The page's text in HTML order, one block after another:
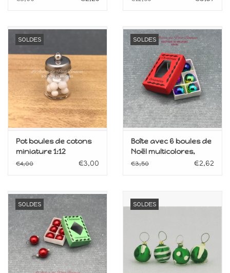
SOLDES
Pot boules de cotons
miniature 1:12
€4,00 €3,00
SOLDES
Boîte avec 6 boules de
Noël multicolores,
miniature 1:12
€3,50 €2,62
SOLDES SOLDES